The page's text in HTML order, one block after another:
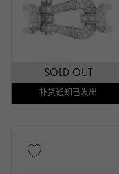
SOLD OUT
补货通知已发出